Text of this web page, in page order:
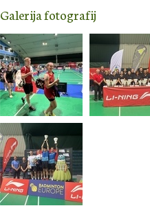
Galerija fotografij